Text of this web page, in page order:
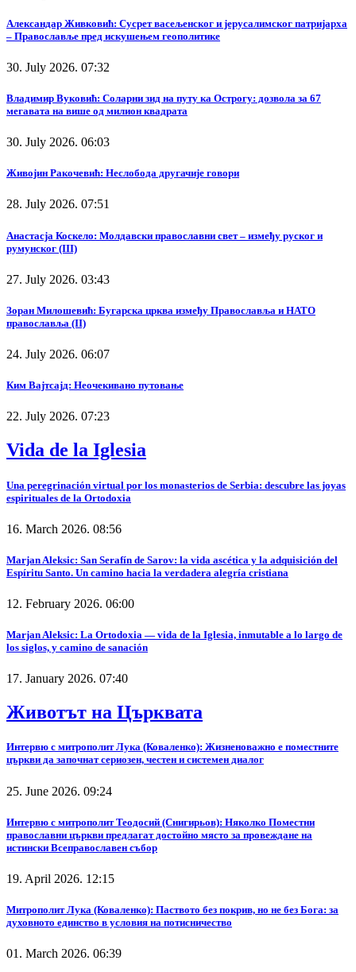
Александар Живковић: Сусрет васељенског и јерусалимског патријарха
– Православље пред искушењем геополитике
30. July 2026. 07:32
Владимир Вуковић: Соларни зид на путу ка Острогу: дозвола за 67
мегавата на више од милион квадрата
30. July 2026. 06:03
Живојин Ракочевић: Неслобода другачије говори
28. July 2026. 07:51
Анастасја Коскело: Молдавски православни свет – између руског и
румунског (III)
27. July 2026. 03:43
Зоран Милошевић: Бугарска црква између Православља и НАТО
православља (II)
24. July 2026. 06:07
Ким Вајтсајд: Неочекивано путовање
22. July 2026. 07:23
Vida de la Iglesia
Una peregrinación virtual por los monasterios de Serbia: descubre las joyas
espirituales de la Ortodoxia
16. March 2026. 08:56
Marjan Aleksic: San Serafín de Sarov: la vida ascética y la adquisición del
Espíritu Santo. Un camino hacia la verdadera alegría cristiana
12. February 2026. 06:00
Marjan Aleksic: La Ortodoxia — vida de la Iglesia, inmutable a lo largo de
los siglos, y camino de sanación
17. January 2026. 07:40
Животът на Църквата
Интервю с митрополит Лука (Коваленко): Жизненоважно е поместните
църкви да започнат сериозен, честен и системен диалог
25. June 2026. 09:24
Интервю с митрополит Теодосий (Снигирьов): Няколко Поместни
православни църкви предлагат достойно място за провеждане на
истински Всеправославен събор
19. April 2026. 12:15
Митрополит Лука (Коваленко): Паството без покрив, но не без Бога: за
духовното единство в условия на потисничество
01. March 2026. 06:39